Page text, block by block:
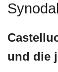
und die